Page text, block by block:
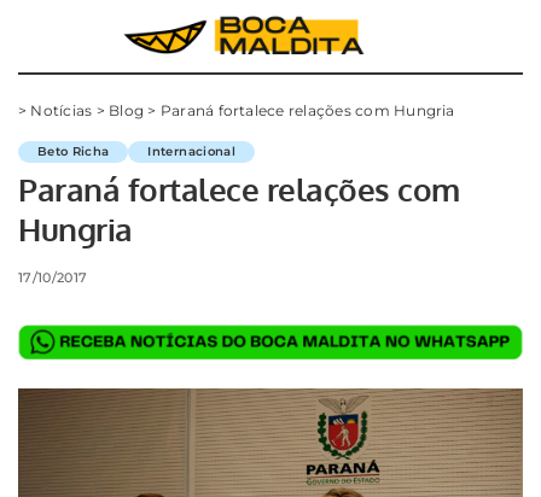
> Notícias > Blog > Paraná fortalece relações com Hungria
Beto Richa Internacional
Paraná fortalece relações com
Hungria
17/10/2017